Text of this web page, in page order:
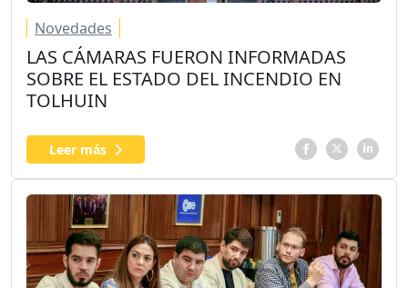
Novedades
LAS CÁMARAS FUERON INFORMADAS
SOBRE EL ESTADO DEL INCENDIO EN
TOLHUIN
Leer más